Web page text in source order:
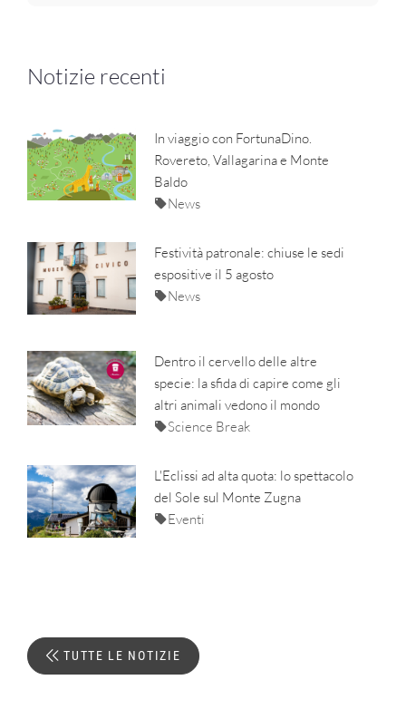
Notizie recenti
In viaggio con FortunaDino.
Rovereto, Vallagarina e Monte
Baldo
News
Festività patronale: chiuse le sedi
espositive il 5 agosto
News
Dentro il cervello delle altre
specie: la sfida di capire come gli
altri animali vedono il mondo
Science Break
L'Eclissi ad alta quota: lo spettacolo
del Sole sul Monte Zugna
Eventi
TUTTE LE NOTIZIE